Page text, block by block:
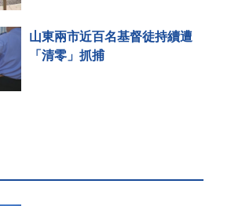
山東兩市近百名基督徒持續遭
「清零」抓捕